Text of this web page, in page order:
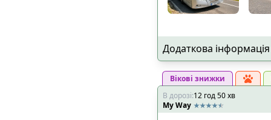
Показано всі 7 рейси
Додаткова інформація
Вікові знижки
В дорозі:12 год50хв
My Way